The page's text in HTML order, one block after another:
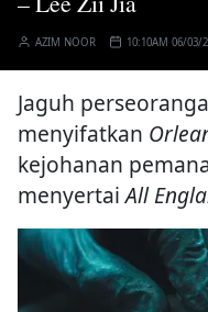
AZIM NOOR 10:10AM 06/03/
Jaguh
menyifatkan
kejohanan
menyertaiAll